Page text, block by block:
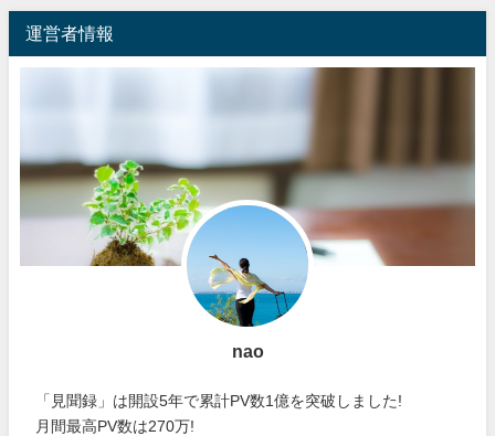
運営者情報
nao
「見聞録」は開設5年で累計PV数1億を突破しました!
月間最高PV数は270万!